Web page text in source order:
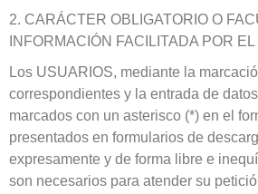
2. CARÁCTER OBLIGATORIO O
INFORMACIÓN FACILITADA POR
Los USUARIOS, mediante la
correspondientes y la entrada de
marcados con un asterisco (*) en el
presentados en formularios de
expresamente y de forma libre e
son necesarios para atender su